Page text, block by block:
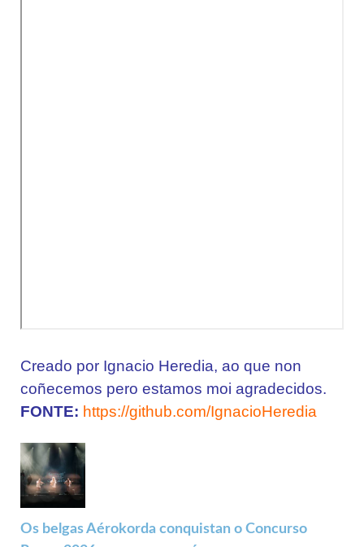
Creado por Ignacio Heredia, ao que non
coñecemos pero estamos moi agradecidos.
FONTE: https://github.com/IgnacioHeredia
Os belgas Aérokorda conquistan o Concurso